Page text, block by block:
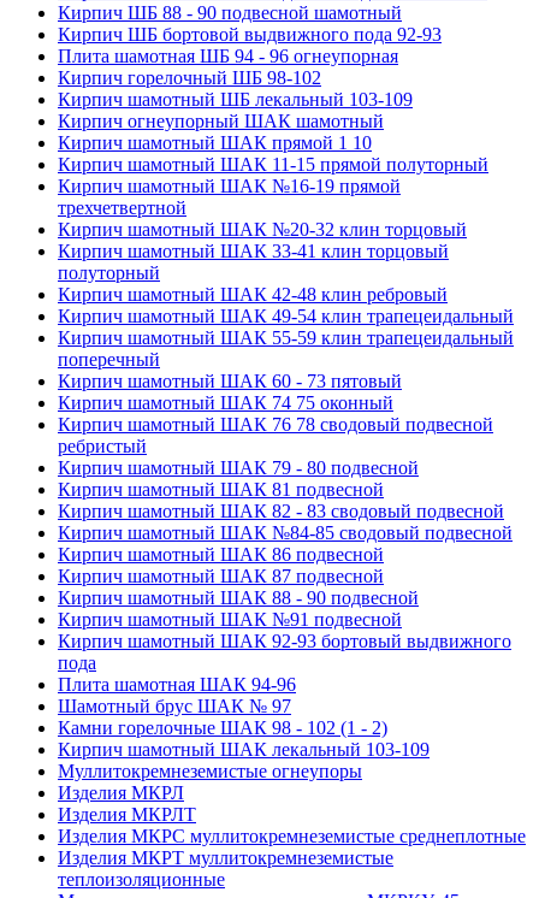
Кирпич ШБ 88 - 90 подвесной шамотный
Кирпич ШБ бортовой выдвижного пода 92-93
Плита шамотная ШБ 94 - 96 огнеупорная
Кирпич горелочный ШБ 98-102
Кирпич шамотный ШБ лекальный 103-109
Кирпич огнеупорный ШАК шамотный
Кирпич шамотный ШАК прямой 1 10
Кирпич шамотный ШАК 11-15 прямой полуторный
Кирпич шамотный ШАК №16-19 прямой
трехчетвертной
Кирпич шамотный ШАК №20-32 клин торцовый
Кирпич шамотный ШАК 33-41 клин торцовый
полуторный
Кирпич шамотный ШАК 42-48 клин ребровый
Кирпич шамотный ШАК 49-54 клин трапецеидальный
Кирпич шамотный ШАК 55-59 клин трапецеидальный
поперечный
Кирпич шамотный ШАК 60 - 73 пятовый
Кирпич шамотный ШАК 74 75 оконный
Кирпич шамотный ШАК 76 78 сводовый подвесной
ребристый
Кирпич шамотный ШАК 79 - 80 подвесной
Кирпич шамотный ШАК 81 подвесной
Кирпич шамотный ШАК 82 - 83 сводовый подвесной
Кирпич шамотный ШАК №84-85 сводовый подвесной
Кирпич шамотный ШАК 86 подвесной
Кирпич шамотный ШАК 87 подвесной
Кирпич шамотный ШАК 88 - 90 подвесной
Кирпич шамотный ШАК №91 подвесной
Кирпич шамотный ШАК 92-93 бортовый выдвижного
пода
Плита шамотная ШАК 94-96
Шамотный брус ШАК № 97
Камни горелочные ШАК 98 - 102 (1 - 2)
Кирпич шамотный ШАК лекальный 103-109
Муллито­­кремнеземистые огнеупоры
Изделия МКРЛ
Изделия МКРЛТ
Изделия МКРС муллитокремнеземистые среднеплотные
Изделия МКРТ муллитокремнеземистые
теплоизоляционные